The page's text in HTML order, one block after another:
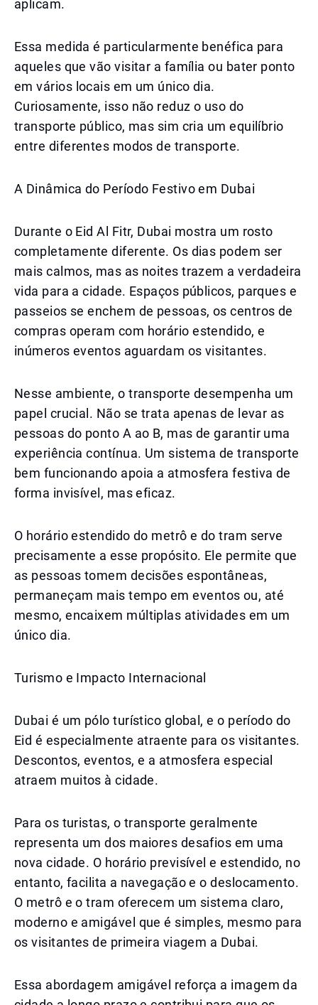
aplicam.
Essa medida é particularmente benéfica para
aqueles que vão visitar a família ou bater ponto
em vários locais em um único dia.
Curiosamente, isso não reduz o uso do
transporte público, mas sim cria um equilíbrio
entre diferentes modos de transporte.
A Dinâmica do Período Festivo em Dubai
Durante o Eid Al Fitr, Dubai mostra um rosto
completamente diferente. Os dias podem ser
mais calmos, mas as noites trazem a verdadeira
vida para a cidade. Espaços públicos, parques e
passeios se enchem de pessoas, os centros de
compras operam com horário estendido, e
inúmeros eventos aguardam os visitantes.
Nesse ambiente, o transporte desempenha um
papel crucial. Não se trata apenas de levar as
pessoas do ponto A ao B, mas de garantir uma
experiência contínua. Um sistema de transporte
bem funcionando apoia a atmosfera festiva de
forma invisível, mas eficaz.
O horário estendido do metrô e do tram serve
precisamente a esse propósito. Ele permite que
as pessoas tomem decisões espontâneas,
permaneçam mais tempo em eventos ou, até
mesmo, encaixem múltiplas atividades em um
único dia.
Turismo e Impacto Internacional
Dubai é um pólo turístico global, e o período do
Eid é especialmente atraente para os visitantes.
Descontos, eventos, e a atmosfera especial
atraem muitos à cidade.
Para os turistas, o transporte geralmente
representa um dos maiores desafios em uma
nova cidade. O horário previsível e estendido, no
entanto, facilita a navegação e o deslocamento.
O metrô e o tram oferecem um sistema claro,
moderno e amigável que é simples, mesmo para
os visitantes de primeira viagem a Dubai.
Essa abordagem amigável reforça a imagem da